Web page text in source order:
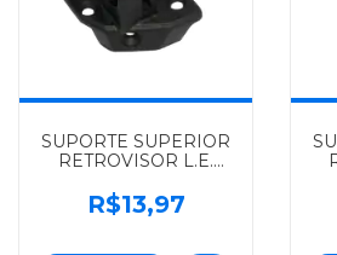
SUPORTE SUPERIOR
RETROVISOR L.E.
ALGOMAIS
690S/790S/771S/11130/13130/
R$13,97